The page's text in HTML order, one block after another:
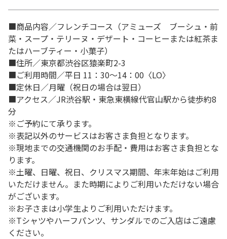
■商品内容／フレンチコース（アミューズ ブーシュ・前
菜・スープ・テリーヌ・デザート・コーヒーまたは紅茶ま
たはハーブティー・小菓子）
■住所／東京都渋谷区猿楽町2-3
■ご利用時間／平日 11：30～14：00〈LO〉
■定休日／月曜（祝日の場合は翌日）
■アクセス／JR渋谷駅・東急東横線代官山駅から徒歩約8
分
※ご予約にて承ります。
※表記以外のサービスはお客さま負担となります。
※現地までの交通機関のお手配・費用はお客さま負担とな
ります。
※土曜、日曜、祝日、クリスマス期間、年末年始はご利用
いただけません。また時期によりご利用いただけない場合
がございます。
※お子さまは小学生よりご利用いただけます。
※Tシャツやハーフパンツ、サンダルでのご入店はご遠慮
ください。